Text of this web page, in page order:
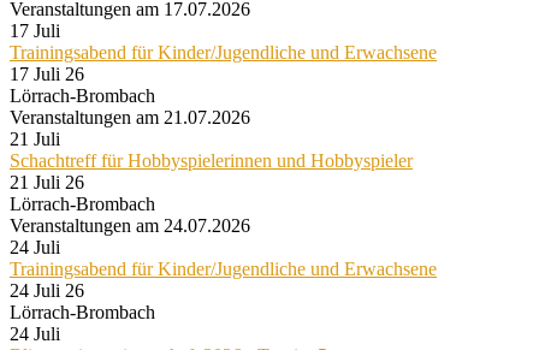
Veranstaltungen am 17.07.2026
17 Juli
Trainingsabend für Kinder/Jugendliche und Erwachsene
17 Juli 26
Lörrach-Brombach
Veranstaltungen am 21.07.2026
21 Juli
Schachtreff für Hobbyspielerinnen und Hobbyspieler
21 Juli 26
Lörrach-Brombach
Veranstaltungen am 24.07.2026
24 Juli
Trainingsabend für Kinder/Jugendliche und Erwachsene
24 Juli 26
Lörrach-Brombach
24 Juli